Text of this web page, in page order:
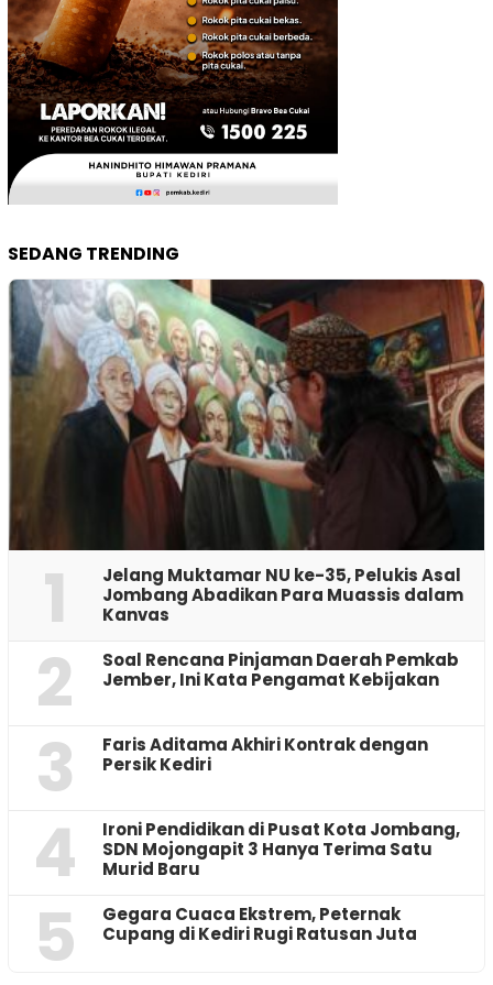
SEDANG TRENDING
1
Jelang Muktamar NU ke-35, Pelukis Asal
Jombang Abadikan Para Muassis dalam
Kanvas
2
‎Soal Rencana Pinjaman Daerah Pemkab
Jember, Ini Kata Pengamat Kebijakan ‎
3
Faris Aditama Akhiri Kontrak dengan
Persik Kediri
4
Ironi Pendidikan di Pusat Kota Jombang,
SDN Mojongapit 3 Hanya Terima Satu
Murid Baru
5
‎Gegara Cuaca Ekstrem, Peternak
Cupang di Kediri Rugi Ratusan Juta